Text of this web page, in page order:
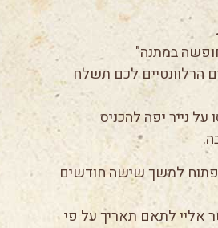
במתנה"
הרלוונטיים לכם תשלח
נייר יפה להכניס
למשך שישה חודשים
לתאם תאריך על פי